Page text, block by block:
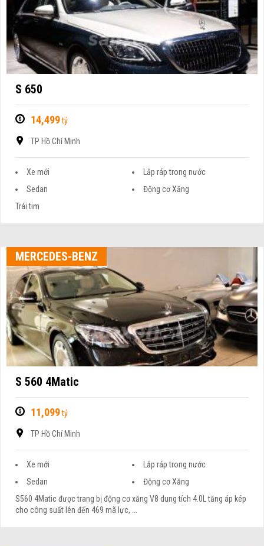
S 650
14,499tỷ
TP Hồ Chí Minh
Xe mới
Lắp ráp trong nước
Sedan
Động cơ Xăng
Trái tim
MERCEDES-BENZ
S 560 4Matic
11,099tỷ
TP Hồ Chí Minh
Xe mới
Lắp ráp trong nước
Sedan
Động cơ Xăng
S560 4Matic được trang bị động cơ xăng V8 dung tích 4.0L tăng áp kép
cho công suất lên đến 469 mã lực, ...